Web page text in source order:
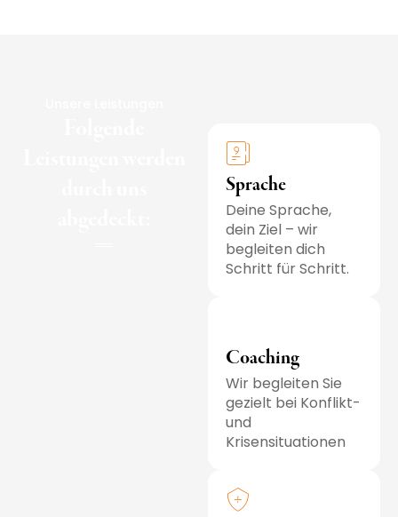
Sprache
Deine Sprache,
dein Ziel – wir
begleiten dich
Schritt für Schritt.
Coaching
Wir begleiten Sie
gezielt bei Konflikt-
und
Krisensituationen